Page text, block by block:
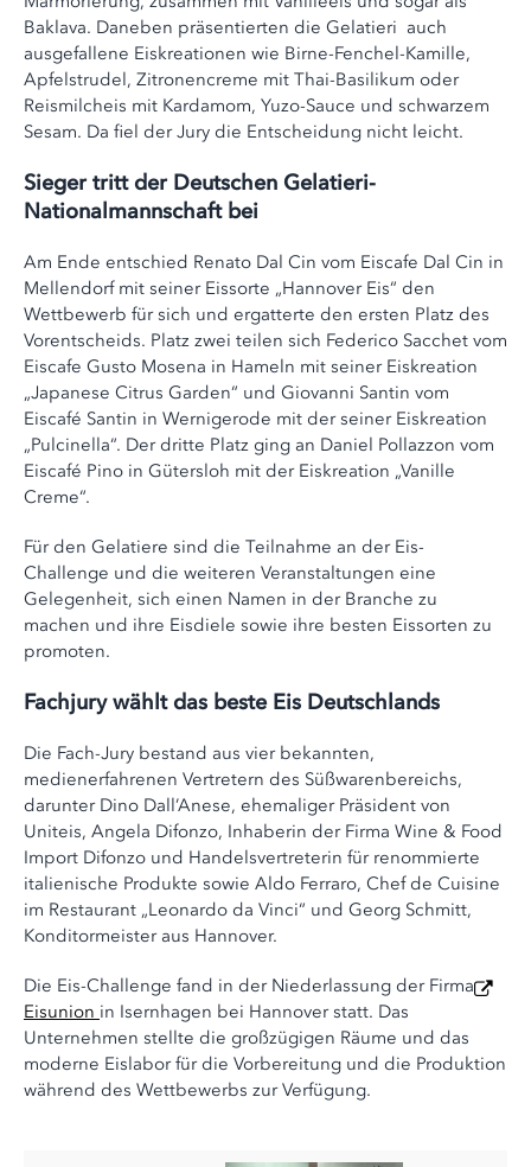
Baklava. Daneben präsentierten die Gelatieri auch
ausgefallene Eiskreationen wie Birne-Fenchel-Kamille,
Apfelstrudel, Zitronencreme mit Thai-Basilikum oder
Reismilcheis mit Kardamom, Yuzo-Sauce und schwarzem
Sesam. Da fiel der Jury die Entscheidung nicht leicht.
Sieger tritt der Deutschen Gelatieri-
Nationalmannschaft bei
Am Ende entschied Renato Dal Cin vom Eiscafe Dal Cin in
Mellendorf mit seiner Eissorte „Hannover Eis“ den
Wettbewerb für sich und ergatterte den ersten Platz des
Vorentscheids. Platz zwei teilen sich Federico Sacchet vom
Eiscafe Gusto Mosena in Hameln mit seiner Eiskreation
„Japanese Citrus Garden“ und Giovanni Santin vom
Eiscafé Santin in Wernigerode mit der seiner Eiskreation
„Pulcinella“. Der dritte Platz ging an Daniel Pollazzon vom
Eiscafé Pino in Gütersloh mit der Eiskreation „Vanille
Creme“.
Für den Gelatiere sind die Teilnahme an der Eis-
Challenge und die weiteren Veranstaltungen eine
Gelegenheit, sich einen Namen in der Branche zu
machen und ihre Eisdiele sowie ihre besten Eissorten zu
promoten.
Fachjury wählt das beste Eis Deutschlands
Die Fach-Jury bestand aus vier bekannten,
medienerfahrenen Vertretern des Süßwarenbereichs,
darunter Dino Dall’Anese, ehemaliger Präsident von
Uniteis, Angela Difonzo, Inhaberin der Firma Wine & Food
Import Difonzo und Handelsvertreterin für renommierte
italienische Produkte sowie Aldo Ferraro, Chef de Cuisine
im Restaurant „Leonardo da Vinci“ und Georg Schmitt,
Konditormeister aus Hannover.
Die Eis-Challenge fand in der Niederlassung der Firma
Eisunion in Isernhagen bei Hannover statt. Das
Unternehmen stellte die großzügigen Räume und das
moderne Eislabor für die Vorbereitung und die Produktion
während des Wettbewerbs zur Verfügung.